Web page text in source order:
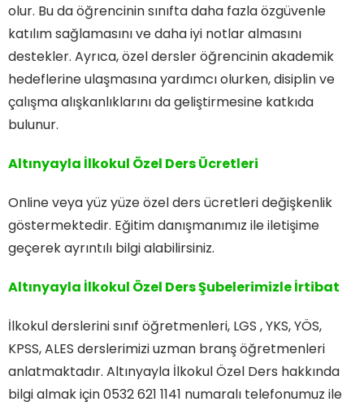
olur. Bu da öğrencinin sınıfta daha fazla özgüvenle
katılım sağlamasını ve daha iyi notlar almasını
destekler. Ayrıca, özel dersler öğrencinin akademik
hedeflerine ulaşmasına yardımcı olurken, disiplin ve
çalışma alışkanlıklarını da geliştirmesine katkıda
bulunur.
Altınyayla İlkokul Özel Ders Ücretleri
Online veya yüz yüze özel ders ücretleri değişkenlik
göstermektedir. Eğitim danışmanımız ile iletişime
geçerek ayrıntılı bilgi alabilirsiniz.
Altınyayla İlkokul Özel DersŞubelerimizle İrtibat
İlkokul derslerini sınıf öğretmenleri, LGS , YKS, YÖS,
KPSS, ALES derslerimizi uzman branş öğretmenleri
anlatmaktadır. Altınyayla İlkokul Özel Ders hakkında
bilgi almak için 0532 621 1141 numaralı telefonumuz ile